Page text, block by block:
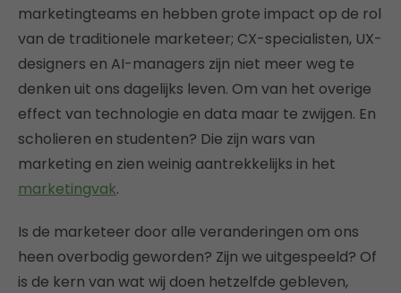
marketingteams en hebben grote impact op de rol
van de traditionele marketeer; CX-specialisten, UX-
designers en AI-managers zijn niet meer weg te
denken uit ons dagelijks leven. Om van het overige
effect van technologie en data maar te zwijgen. En
scholieren en studenten? Die zijn wars van
marketing en zien weinig aantrekkelijks in het
marketingvak.
Is de marketeer door alle veranderingen om ons
heen overbodig geworden? Zijn we uitgespeeld? Of
is de kern van wat wij doen hetzelfde gebleven,